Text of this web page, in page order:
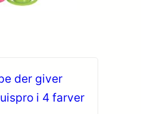
der giver
i 4 farver